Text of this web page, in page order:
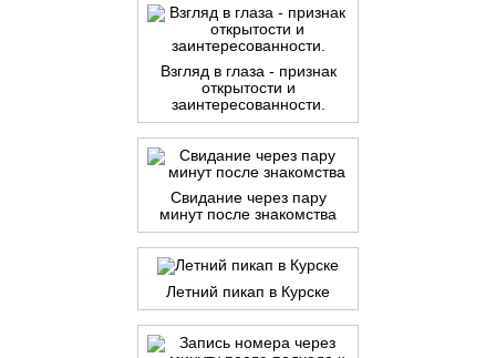
Взгляд в глаза - признак
открытости и
заинтересованности.
Свидание через пару
минут после знакомства
Летний пикап в Курске